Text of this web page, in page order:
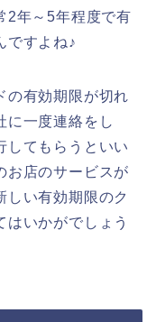
2年～5年程度で有
ですよね♪
の有効期限が切れ
に一度連絡をし
してもらうといい
お店のサービスが
しい有効期限のク
はいかがでしょう